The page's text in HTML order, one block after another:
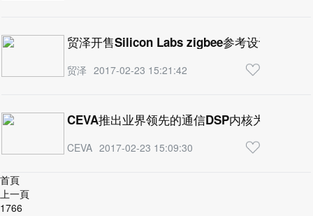
贸泽开售Silicon Labs zigbee参考设计助智能
贸泽 2017-02-23 15:21:42
CEVA推出业界领先的通信DSP内核为数千兆
CEVA 2017-02-23 15:09:30
首頁
上一頁
1766